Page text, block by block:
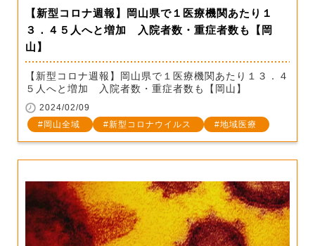
【新型コロナ週報】岡山県で１医療機関あたり１
３．４５人へと増加 入院者数・重症者数も【岡
山】
【新型コロナ週報】岡山県で１医療機関あたり１３．４
５人へと増加 入院者数・重症者数も【岡山】
2024/02/09
岡山全域
新型コロナウイルス 地域医療